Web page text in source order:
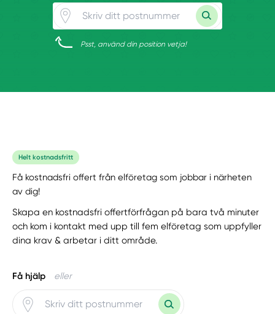
Psst, använd din position vetja!
Helt kostnadsfritt
Få kostnadsfri offert från elföretag som jobbar i närheten
av dig!
Skapa en kostnadsfri offertförfrågan på bara två minuter
och kom i kontakt med upp till fem elföretag som uppfyller
dina krav & arbetar i ditt område.
Få hjälp eller